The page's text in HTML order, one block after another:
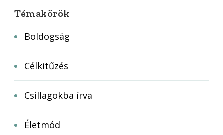
Témakörök
Boldogság
Célkitűzés
Csillagokba írva
Életmód